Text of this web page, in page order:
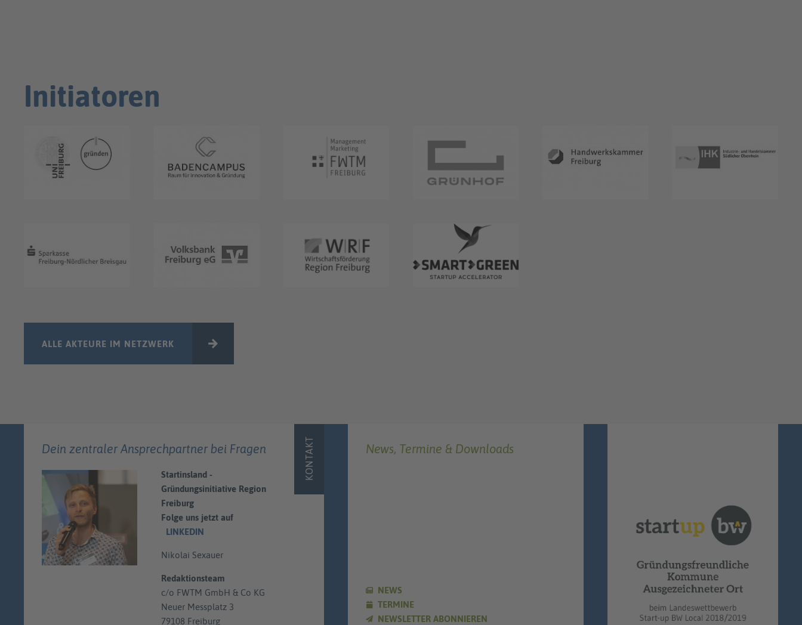
Initiatoren
ALLE AKTEURE IM NETZWERK
KONTAKT
Dein zentraler Ansprechpartner bei Fragen
Startinsland -
Gründungsinitiative Region
Freiburg
Folge uns jetzt auf
LINKEDIN
Nikolai Sexauer
Redaktionsteam
c/o FWTM GmbH & Co KG
Neuer Messplatz 3
79108 Freiburg
News, Termine & Downloads
NEWS
TERMINE
NEWSLETTER ABONNIEREN